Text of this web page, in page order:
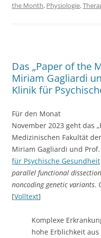
the Month, Physiologie,
Das „Paper of the
Miriam Gagliardi
Klinik für
Für den Monat
November 2023 geht das
Medizinischen Fakultät
Miriam Gagliardi und
für Psychische Gesundheit
parallel functional
noncoding genetic variants.
[Volltext]
Komplexe
hohe Erblichkeit